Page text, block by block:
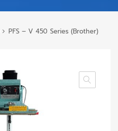
PFS – V 450 Series (Brother)